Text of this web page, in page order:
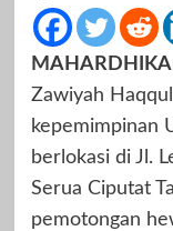
Zawiyah
kepemimpinan
berlokasi di Jl.
Serua Ciputat
pemotongan